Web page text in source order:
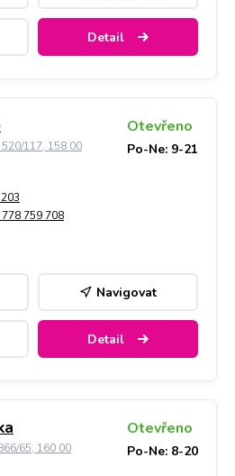
Detail
117, 158 00
Otevřeno
Po-Ne: 9-21
759 708
Navigovat
Detail
65, 160 00
Otevřeno
Po-Ne: 8-20